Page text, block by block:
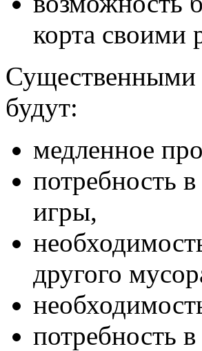
корта своими
Существенными
будут:
медленное
потребность
игры,
другого
потребность